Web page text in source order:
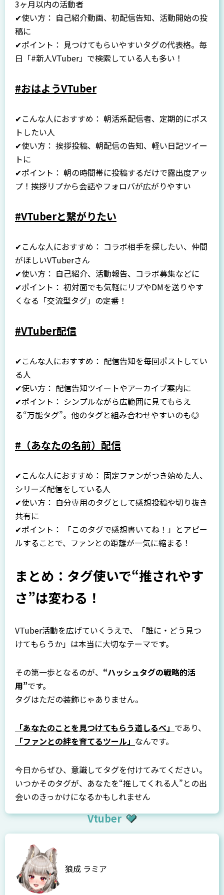
3ヶ月以内の活動者
✔使い方： 自己紹介動画、初配信告知、活動開始の投
稿に
✔ポイント： 見つけてもらいやすいタグの代表格。毎
日「#新人VTuber」で検索している人も多い！
#おはようVTuber
✔こんな人におすすめ： 朝活系配信者、定期的にポス
トしたい人
✔使い方： 挨拶投稿、朝配信の告知、軽い日記ツイー
トに
✔ポイント： 朝の時間帯に投稿するだけで露出度アッ
プ！挨拶リプから会話やフォロバが広がりやすい
#VTuberと繋がりたい
✔こんな人におすすめ： コラボ相手を探したい、仲間
がほしいVTuberさん
✔使い方： 自己紹介、活動報告、コラボ募集などに
✔ポイント： 初対面でも気軽にリプやDMを送りやす
くなる「交流型タグ」の定番！
#VTuber配信
✔こんな人におすすめ： 配信告知を毎回ポストしてい
る人
✔使い方： 配信告知ツイートやアーカイブ案内に
✔ポイント： シンプルながら広範囲に見てもらえ
る“万能タグ”。他のタグと組み合わせやすいのも◎
#（あなたの名前）配信
✔こんな人におすすめ： 固定ファンがつき始めた人、
シリーズ配信をしている人
✔使い方： 自分専用のタグとして感想投稿や切り抜き
共有に
✔ポイント： 「このタグで感想書いてね！」とアピー
ルすることで、ファンとの距離が一気に縮まる！
まとめ：タグ使いで“推されやす
さ”は変わる！
VTuber活動を広げていくうえで、「誰に・どう見つ
けてもらうか」は本当に大切なテーマです。
その第一歩となるのが、 “ハッシュタグの戦略的活
用”です。
タグはただの装飾じゃありません。
「あなたのことを見つけてもらう道しるべ」 であり、
「ファンとの絆を育てるツール」 なんです。
今日からぜひ、意識してタグを付けてみてください。
いつかそのタグが、あなたを“推してくれる人”との出
会いのきっかけになるかもしれません
Vtuber
狼成 ラミア